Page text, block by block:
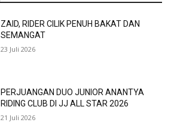
ZAID, RIDER CILIK PENUH BAKAT DAN
SEMANGAT
23 Juli 2026
PERJUANGAN DUO JUNIOR ANANTYA
RIDING CLUB DI JJ ALL STAR 2026
21 Juli 2026